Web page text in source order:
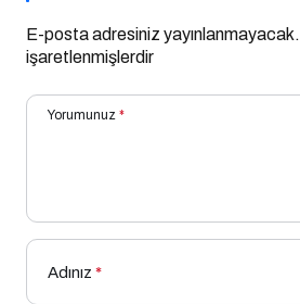
E-posta adresiniz yayınlanmayacak.
işaretlenmişlerdir
Yorumunuz *
Adınız *